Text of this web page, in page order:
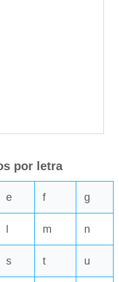
por letra
e f g
l m n
s t u